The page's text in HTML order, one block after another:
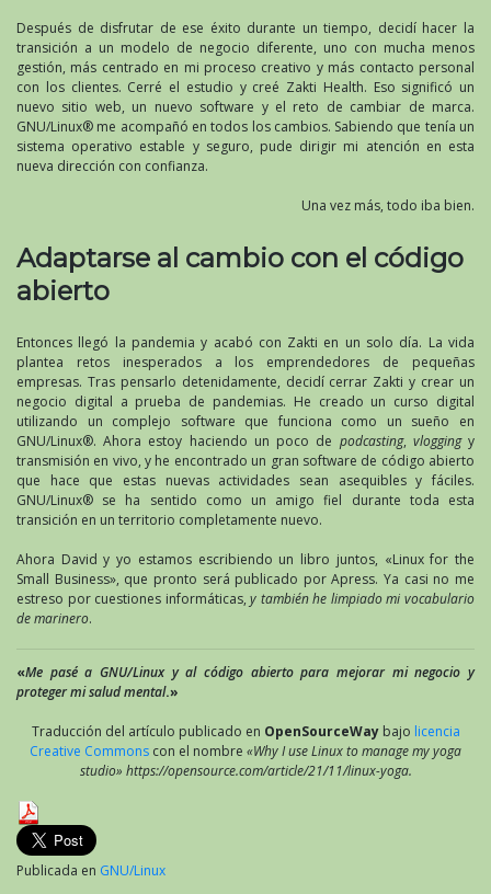
Después de disfrutar de ese éxito durante un tiempo, decidí hacer la
transición a un modelo de negocio diferente, uno con mucha menos
gestión, más centrado en mi proceso creativo y más contacto personal
con los clientes. Cerré el estudio y creé Zakti Health. Eso significó un
nuevo sitio web, un nuevo software y el reto de cambiar de marca.
GNU/Linux® me acompañó en todos los cambios. Sabiendo que tenía un
sistema operativo estable y seguro, pude dirigir mi atención en esta
nueva dirección con confianza.
Una vez más, todo iba bien.
Adaptarse al cambio con el código
abierto
Entonces llegó la pandemia y acabó con Zakti en un solo día. La vida
plantea retos inesperados a los emprendedores de pequeñas
empresas. Tras pensarlo detenidamente, decidí cerrar Zakti y crear un
negocio digital a prueba de pandemias. He creado un curso digital
utilizando un complejo software que funciona como un sueño en
GNU/Linux®. Ahora estoy haciendo un poco de podcasting, vloggingy
transmisión en vivo, y he encontrado un gran software de código abierto
que hace que estas nuevas actividades sean asequibles y fáciles.
GNU/Linux® se ha sentido como un amigo fiel durante toda esta
transición en un territorio completamente nuevo.
Ahora David y yo estamos escribiendo un libro juntos, «Linux for the
Small Business», que pronto será publicado por Apress. Ya casi no me
estreso por cuestiones informáticas,y también he limpiado mi vocabulario
de marinero.
«Me pasé a GNU/Linux y al código abierto para mejorar mi negocio y
proteger mi salud mental.»
Traducción del artículo publicado en OpenSourceWaybajo licencia
Creative Commons con el nombre «Why I use Linux to manage my yoga
studio» https://opensource.com/article/21/11/linux-yoga.
Publicada en GNU/Linux